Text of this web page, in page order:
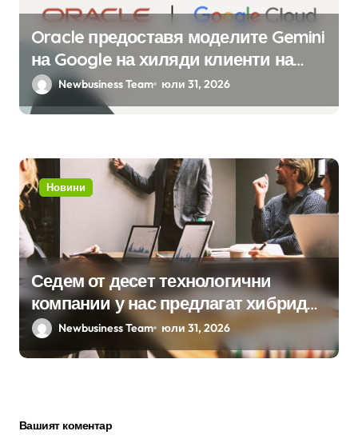
Oracle предоставя моделите Gemini
на Google на хиляди клиенти на
бизнес приложения
Newbusiness Team юли 31, 2026
Новини
Седем от десет технологични
компании у нас предлагат хибридна
работаNewbusiness Team юли 31, 2026
Вашият коментар